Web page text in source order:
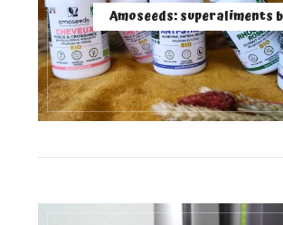
Amoseeds: superaliments